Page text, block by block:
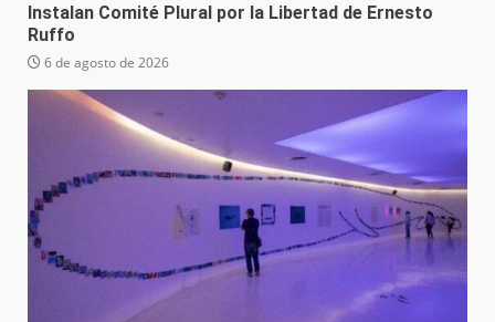
Instalan Comité Plural por la Libertad de Ernesto
Ruffo
6 de agosto de 2026